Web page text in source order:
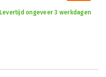
Levertijd ongeveer 3 werkdagen